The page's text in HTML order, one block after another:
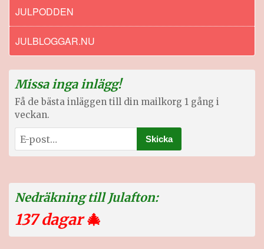
JULPODDEN
JULBLOGGAR.NU
Missa inga inlägg!
Få de bästa inläggen till din mailkorg 1 gång i
veckan.
Nedräkning till Julafton:
137 dagar🎄